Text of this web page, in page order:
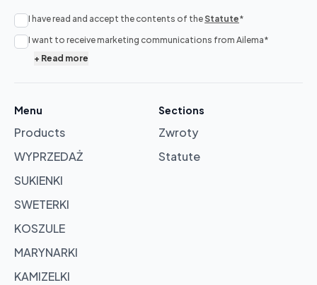
No
products
Browse
products
I have read and accept the contents of the Statute*
I want to receive marketing communications from Ailema*
+ Read more
Menu
Products
WYPRZEDAŻ
SUKIENKI
SWETERKI
KOSZULE
MARYNARKI
KAMIZELKI
Sections
Zwroty
Statute